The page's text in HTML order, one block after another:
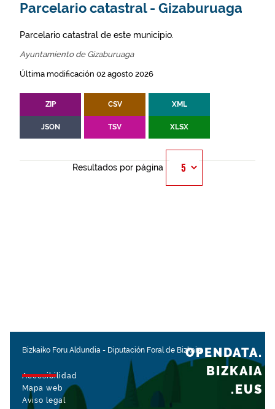
Parcelario catastral - Gizaburuaga
Parcelario catastral de este municipio.
Ayuntamiento de Gizaburuaga
Última modificación 02 agosto 2026
ZIP CSV XML
JSON TSV XLSX
Resultados por página
Bizkaiko Foru Aldundia - Diputación Foral de Bizkaia
Accesibilidad
Mapa web
Aviso legal
OPENDATA.
BIZKAIA
.EUS